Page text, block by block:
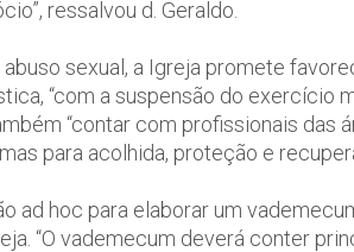
ressalvou d. Geraldo.
sexual, a Igreja promete
“com a suspensão do exercício
“contar com profissionais das
para acolhida, proteção e
ad hoc para elaborar um
“O vademecum deverá conter